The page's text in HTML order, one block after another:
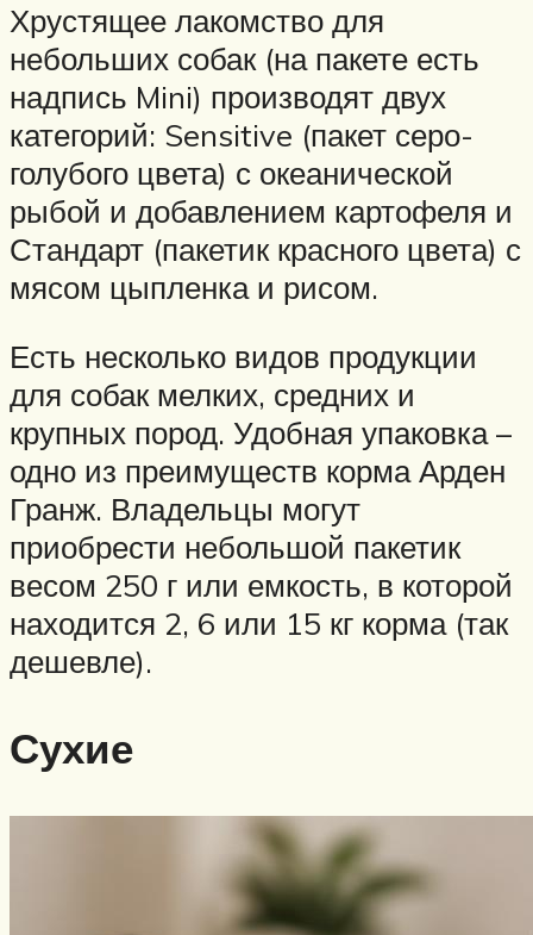
Хрустящее лакомство для
небольших собак (на пакете есть
надпись Mini) производят двух
категорий: Sensitive (пакет серо-
голубого цвета) с океанической
рыбой и добавлением картофеля и
Стандарт (пакетик красного цвета) с
мясом цыпленка и рисом.
Есть несколько видов продукции
для собак мелких, средних и
крупных пород. Удобная упаковка –
одно из преимуществ корма Арден
Гранж. Владельцы могут
приобрести небольшой пакетик
весом 250 г или емкость, в которой
находится 2, 6 или 15 кг корма (так
дешевле).
Сухие